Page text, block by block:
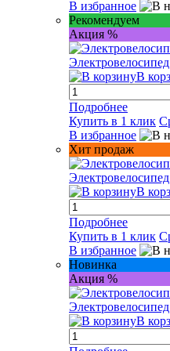
В избранное
Рекомендуем
Акция %
В
Подробнее
Купить в 1 клик
В избранное
Хит продаж
В
Подробнее
Купить в 1 клик
В избранное
Новинка
Акция %
В